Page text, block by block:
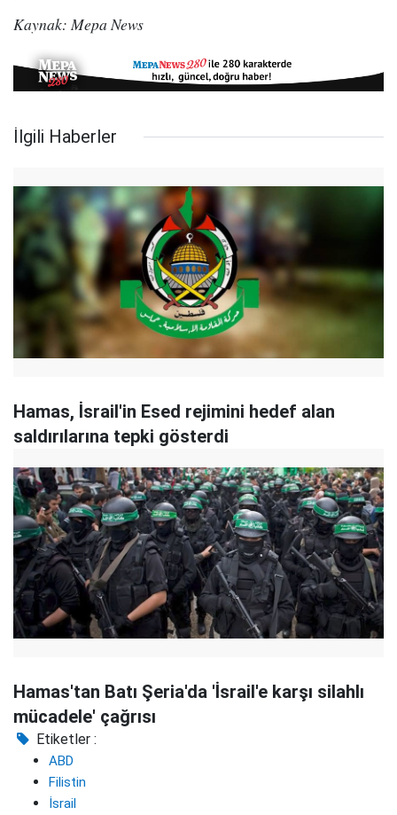
Kaynak: Mepa News
İlgili Haberler
Hamas, İsrail'in Esed rejimini hedef alan
saldırılarına tepki gösterdi
Hamas'tan Batı Şeria'da 'İsrail'e karşı silahlı
mücadele' çağrısı
Etiketler :
ABD
Filistin
İsrail